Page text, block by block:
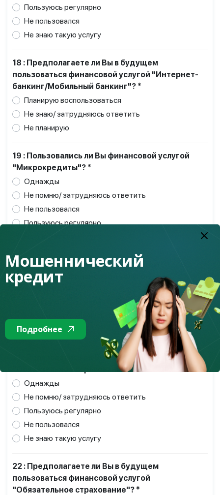
Пользуюсь регулярно
Не пользовался
Не знаю такую услугу
18 : Предполагаете ли Вы в будущем
пользоваться финансовой услугой "Интернет-
банкинг/Мобильный банкинг"? *
Планирую воспользоваться
Не знаю/ затрудняюсь ответить
Не планирую
19 : Пользовались ли Вы финансовой услугой
"Микрокредиты"? *
Однажды
Не помню/ затрудняюсь ответить
Не пользовался
Пользуюсь регулярно
20 : Предполагаете ли Вы в будущем
пользоваться финансовой услугой
"Микрокредиты"? *
Не знаю/ затрудняюсь ответить
Не планирую
21 : Пользовались ли Вы финансовой услугой
"Обязательное страхование"? *
Однажды
Не помню/ затрудняюсь ответить
Пользуюсь регулярно
Не пользовался
Не знаю такую услугу
22 : Предполагаете ли Вы в будущем
пользоваться финансовой услугой
"Обязательное страхование"? *
Мошеннический
кредит
Подробнее